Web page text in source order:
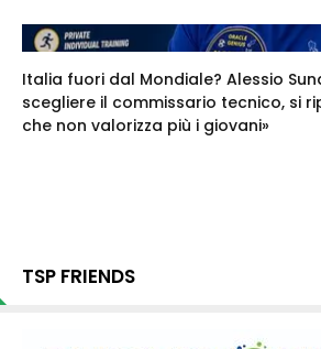
Italia fuori dal Mondiale? Alessio
scegliere il commissario tecnico, si
che non valorizza più i giovani»
TSP FRIENDS